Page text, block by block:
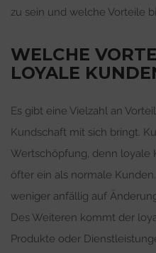
zu sein und welche Vorteile
WELCHE
LOYALE
Es gibt eine Vielzahl an
Kundschaft mit sich bringt.
Wertschöpfung, denn loyale
öfter ein als normale
weniger anfällig auf
Des Weiteren kommt der
Produkte oder